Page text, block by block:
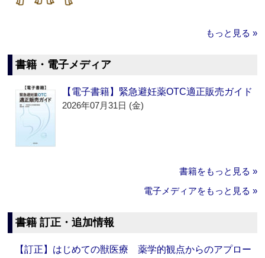
もっと見る »
書籍・電子メディア
【電子書籍】緊急避妊薬OTC適正販売ガイド
2026年07月31日 (金)
書籍をもっと見る »
電子メディアをもっと見る »
書籍 訂正・追加情報
【訂正】はじめての獣医療 薬学的観点からのアプロー